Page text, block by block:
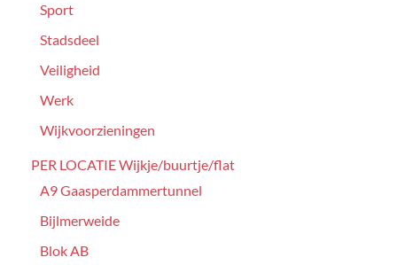
Sport
Stadsdeel
Veiligheid
Werk
Wijkvoorzieningen
PER LOCATIE Wijkje/buurtje/flat
A9 Gaasperdammertunnel
Bijlmerweide
Blok AB